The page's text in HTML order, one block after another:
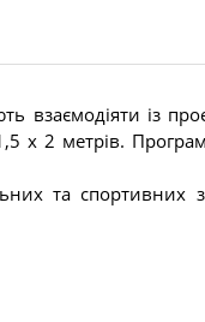
взаємодіяти із
х 2 метрів.
та спортивних